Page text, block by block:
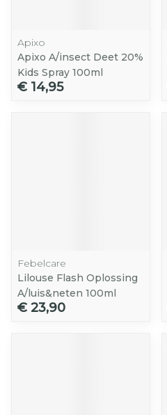
Apixo
Apixo A/insect Deet 20%
Kids Spray 100ml
€ 14,95
Febelcare
Lilouse Flash Oplossing
A/luis&neten 100ml
€ 23,90